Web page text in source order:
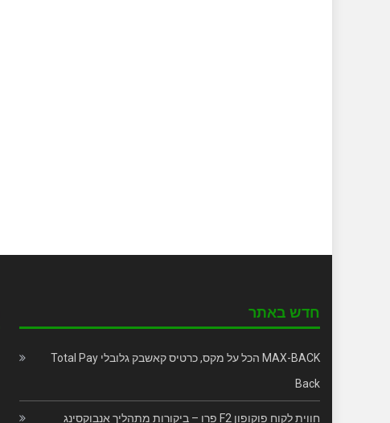
חדש באתר
MAX-BACK הכל על מקס, כרטיס קאשבק גלובלי Total Pay
Back
חווית לקוח פוקופון F2 פרו – ביקורות מתהליך אנבוקסינג